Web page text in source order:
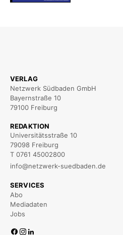
VERLAG
Netzwerk Südbaden GmbH
Bayernstraße 10
79100 Freiburg
REDAKTION
Universitätsstraße 10
79098 Freiburg
T 0761 45002800
info@netzwerk-suedbaden.de
SERVICES
Abo
Mediadaten
Jobs